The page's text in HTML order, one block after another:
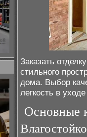
Заказать
стильного
дома. Выбор
легкость в
Основные